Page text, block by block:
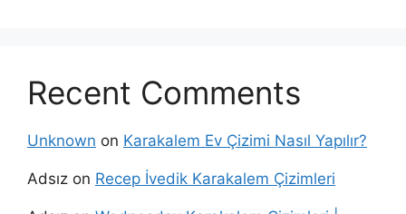
Recent Comments
Unknown on Karakalem Ev Çizimi Nasıl Yapılır?
Adsız on Recep İvedik Karakalem Çizimleri